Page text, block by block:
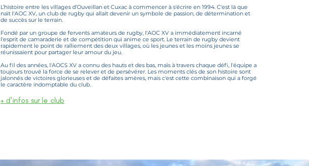
L’histoire entre les villages d’Ouveillan et Cuxac à commencer à s'écrire en 1994. C'est là que
nait l'AOC XV, un club de rugby qui allait devenir un symbole de passion, de détermination et
de succès sur le terrain.
Fondé par un groupe de fervents amateurs de rugby, l'AOC XV a immédiatement incarné
l'esprit de camaraderie et de compétition qui anime ce sport. Le terrain de rugby devient
rapidement le point de ralliement des deux villages, où les jeunes et les moins jeunes se
réunissaient pour partager leur amour du jeu.
Au fil des années, l'AOCS XV a connu des hauts et des bas, mais à travers chaque défi, l'équipe a
toujours trouvé la force de se relever et de persévérer. Les moments clés de son histoire sont
jalonnés de victoires glorieuses et de défaites amères, mais c'est cette combinaison qui a forgé
le caractère indomptable du club.
+ d'infos sur le club